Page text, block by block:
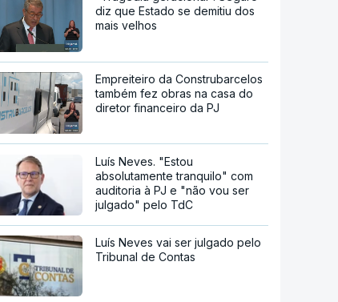
diz que Estado se demitiu dos
mais velhos
Empreiteiro da Construbarcelos
também fez obras na casa do
diretor financeiro da PJ
Luís Neves. "Estou
absolutamente tranquilo" com
auditoria à PJ e "não vou ser
julgado" pelo TdC
Luís Neves vai ser julgado pelo
Tribunal de Contas